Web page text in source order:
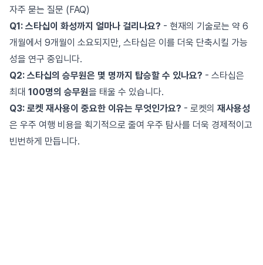
자주 묻는 질문 (FAQ)
Q1: 스타십이 화성까지 얼마나 걸리나요? - 현재의 기술로는 약 6
개월에서 9개월이 소요되지만, 스타십은 이를 더욱 단축시킬 가능
성을 연구 중입니다.
Q2: 스타십의 승무원은 몇 명까지 탑승할 수 있나요? - 스타십은
최대 100명의 승무원을 태울 수 있습니다.
Q3: 로켓 재사용이 중요한 이유는 무엇인가요? - 로켓의 재사용성
은 우주 여행 비용을 획기적으로 줄여 우주 탐사를 더욱 경제적이고
빈번하게 만듭니다.